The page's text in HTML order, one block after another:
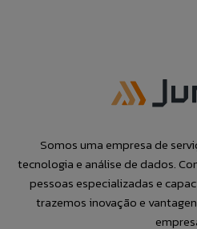
Somos uma empresa de
tecnologia e análise de dados.
pessoas especializadas e
trazemos inovação e